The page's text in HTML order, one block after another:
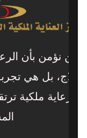
نؤمن بأن
بل هي تجربة
رعاية ملكية